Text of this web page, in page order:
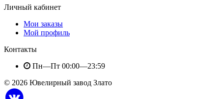
Личный кабинет
Мои заказы
Мой профиль
Контакты
Пн—Пт 00:00—23:59
© 2026 Ювелирный завод Злато